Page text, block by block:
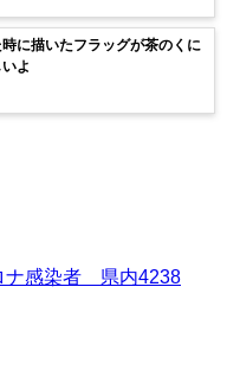
に描いたフラッグが茶のくに
よ
ナ感染者 県内4238